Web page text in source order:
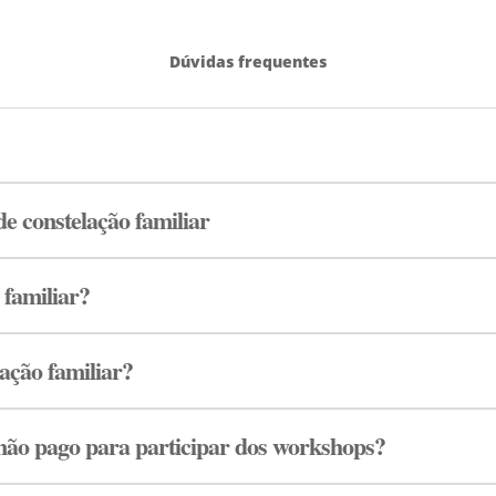
Dúvidas frequentes
constelação familiar
familiar?
familiar?
pago para participar dos workshops?